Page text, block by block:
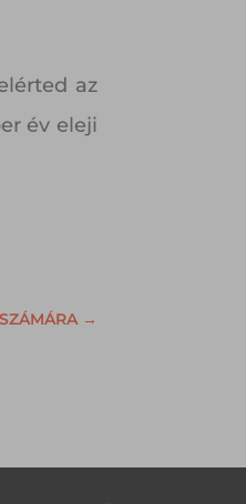
az
év eleji
→